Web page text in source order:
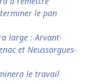
le pan
large : Arvant-
et Neussargues-
le travail